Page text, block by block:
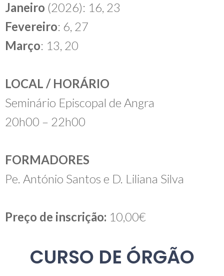
Janeiro (2026): 16, 23
Fevereiro: 6, 27
Março: 13, 20
LOCAL / HORÁRIO
Seminário Episcopal de Angra
20h00 – 22h00
FORMADORES
Pe. António Santos e D. Liliana Silva
Preço de inscrição: 10,00€
CURSO DE ÓRGÃO